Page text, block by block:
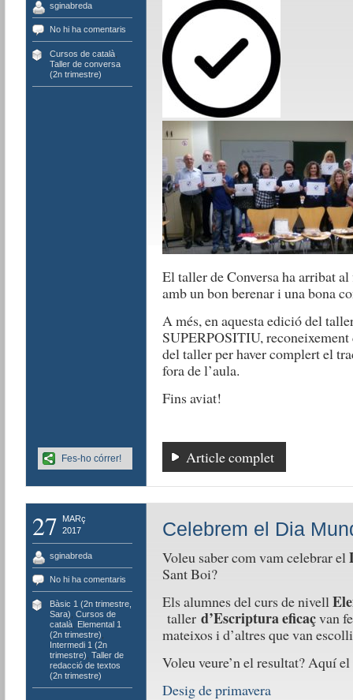
sginabreda
No hi ha comentaris
Cursos de català,
Taller de conversa
(2n trimestre)
El taller de Conversa ha arribat
amb un bon berenar i una bona
A més, en aquesta edició del
SUPERPOSITIU, reconeixement
del taller per haver complert el
fora de l’aula.
Fins aviat!
Article complet
Fes-ho córrer!
27
MARç
2017
sginabreda
No hi ha comentaris
Bàsic 1 (2n trimestre,
Sara) Cursos de
català, Elemental 1
(2n trimestre)
Intermedi 1 (2n
trimestre) Taller de
redacció de textos
(2n trimestre)
Celebrem el Dia
Voleu saber com vam celebrar el
Sant Boi?
Els alumnes del curs de nivell
taller d’Escriptura eficaçvan
mateixos i d’altres que van
Voleu veure’n el resultat? Aquí
Desig de primavera